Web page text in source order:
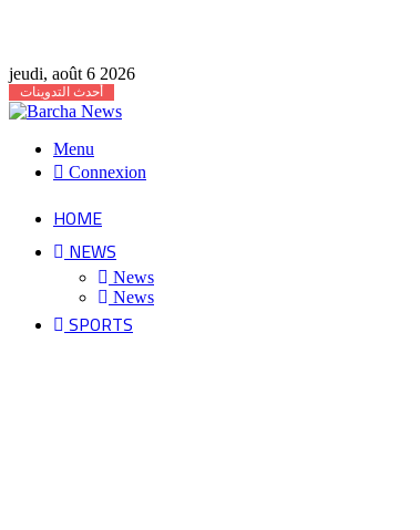
jeudi, août 6 2026
أحدث التدوينات
Menu
Connexion
HOME
NEWS
News
News
SPORTS